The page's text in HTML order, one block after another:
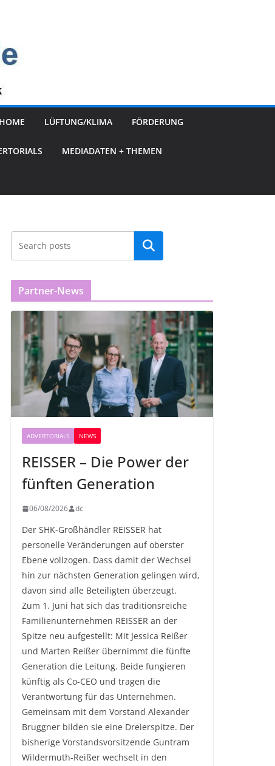
LÜFTUNG/KLIMA FÖRDERUNG
MEDIADATEN + THEMEN
Partner-News
ADVERTORIALS NEWS
REISSER – Die Power der
fünften Generation
06/08/2026 dc
Der SHK-Großhändler REISSER hat
personelle Veränderungen auf oberster
Ebene vollzogen. Dass damit der Wechsel
hin zur nächsten Generation gelingen wird,
davon sind alle Beteiligten überzeugt.
Zum 1. Juni hat sich das traditionsreiche
Familienunternehmen REISSER an der
Spitze neu aufgestellt: Mit Jessica Reißer
und Marten Reißer übernimmt die fünfte
Generation die Leitung. Beide fungieren
künftig als Co-CEO und tragen die
Verantwortung für das Unternehmen.
Gemeinsam mit dem Vorstand Alexander
Bruggner bilden sie eine Dreierspitze. Der
bisherige Vorstandsvorsitzende Guntram
Wildermuth-Reißer wechselt in den